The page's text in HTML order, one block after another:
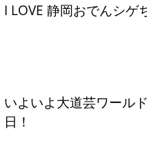
I LOVE 静岡おでんシゲ
いよいよ大道芸ワール
日！